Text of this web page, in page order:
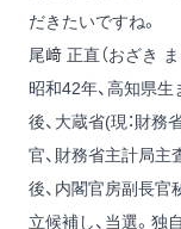
だきたいですね。
尾﨑 正直（おざき
昭和42年、高知県
後、大蔵省(現：財
官、財務省主計局主
後、内閣官房副長官
立候補し、当選。独